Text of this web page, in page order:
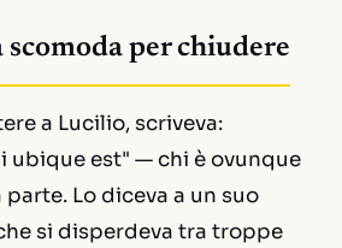
scomoda per chiudere
a Lucilio, scriveva:
ubique est" — chi è ovunque
parte. Lo diceva a un suo
si disperdeva tra troppe